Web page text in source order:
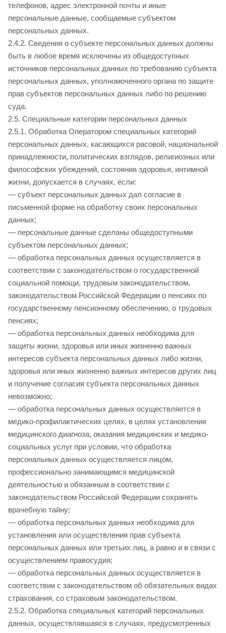
телефонов, адрес электронной почты и иные
персональные данные, сообщаемые субъектом
персональных данных.
2.4.2. Сведения о субъекте персональных данных должны
быть в любое время исключены из общедоступных
источников персональных данных по требованию субъекта
персональных данных, уполномоченного органа по защите
прав субъектов персональных данных либо по решению
суда.
2.5. Специальные категории персональных данных
2.5.1. Обработка Оператором специальных категорий
персональных данных, касающихся расовой, национальной
принадлежности, политических взглядов, религиозных или
философских убеждений, состояния здоровья, интимной
жизни, допускается в случаях, если:
— субъект персональных данных дал согласие в
письменной форме на обработку своих персональных
данных;
— персональные данные сделаны общедоступными
субъектом персональных данных;
— обработка персональных данных осуществляется в
соответствии с законодательством о государственной
социальной помощи, трудовым законодательством,
законодательством Российской Федерации о пенсиях по
государственному пенсионному обеспечению, о трудовых
пенсиях;
— обработка персональных данных необходима для
защиты жизни, здоровья или иных жизненно важных
интересов субъекта персональных данных либо жизни,
здоровья или иных жизненно важных интересов других лиц
и получение согласия субъекта персональных данных
невозможно;
— обработка персональных данных осуществляется в
медико-профилактических целях, в целях установления
медицинского диагноза, оказания медицинских и медико-
социальных услуг при условии, что обработка
персональных данных осуществляется лицом,
профессионально занимающимся медицинской
деятельностью и обязанным в соответствии с
законодательством Российской Федерации сохранять
врачебную тайну;
— обработка персональных данных необходима для
установления или осуществления прав субъекта
персональных данных или третьих лиц, а равно и в связи с
осуществлением правосудия;
— обработка персональных данных осуществляется в
соответствии с законодательством об обязательных видах
страхования, со страховым законодательством.
2.5.2. Обработка специальных категорий персональных
данных, осуществлявшаяся в случаях, предусмотренных